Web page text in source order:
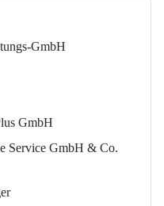
GmbH
GmbH
Service GmbH & Co.